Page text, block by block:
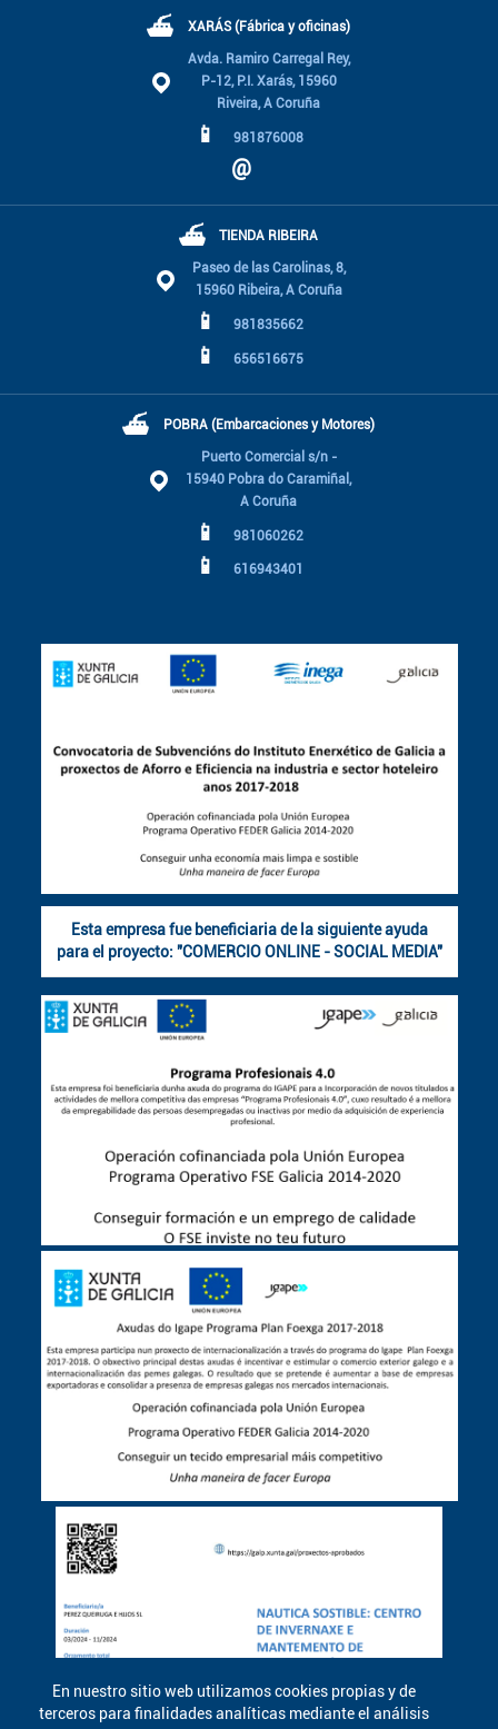
En nuestro sitio web utilizamos cookies propias y de
terceros para finalidades analíticas mediante el análisis
⛴ XARÁS (Fábrica y oficinas)
Avda. Ramiro Carregal Rey,
P-12, P.I. Xarás, 15960
Riveira, A Coruña
📱 981876008
@
⛴ TIENDA RIBEIRA
Paseo de las Carolinas, 8,
15960 Ribeira, A Coruña
📱 981835662
📱 656516675
⛴ POBRA (Embarcaciones y Motores)
Puerto Comercial s/n -
15940 Pobra do Caramiñal,
A Coruña
📱 981060262
📱 616943401
Esta empresa fue beneficiaria de la siguiente ayuda
para el proyecto: "COMERCIO ONLINE - SOCIAL MEDIA"